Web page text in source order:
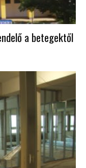
a betegektől